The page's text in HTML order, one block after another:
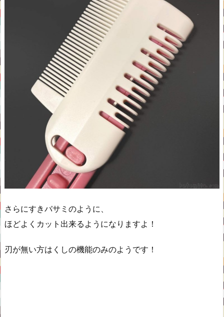
さらにすきバサミのように、
ほどよくカット出来るようになりますよ！
刃が無い方はくしの機能のみのようです！